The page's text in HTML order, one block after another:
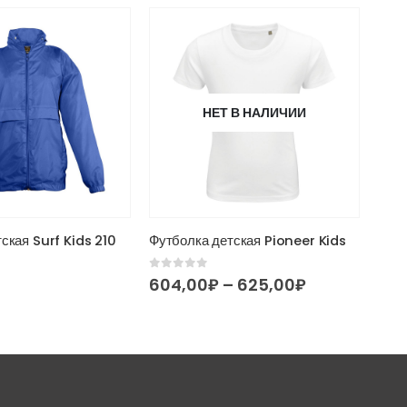
Surf Kids 210
НЕТ В НАЛИЧИИ
Футболка детская Pioneer Kids
0 из 5
604,00₽ – 625,00₽Диапазон
625,00₽